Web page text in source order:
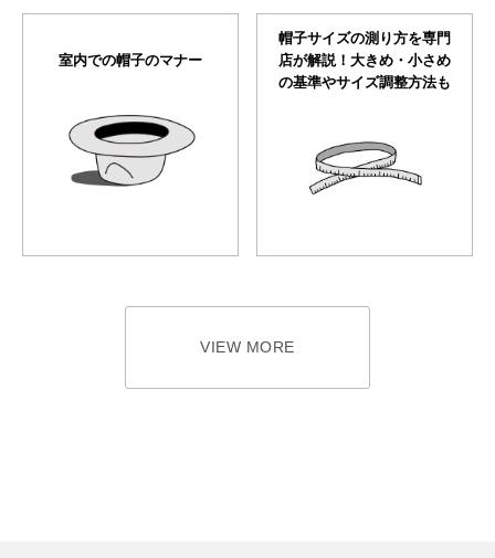
室内での帽子のマナー
帽子サイズの測り方を専門
店が解説！大きめ・小さめ
の基準やサイズ調整方法も
VIEW MORE